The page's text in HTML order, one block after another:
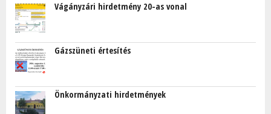
Vágányzári hirdetmény 20-as vonal
Gázszüneti értesítés
Önkormányzati hirdetmények